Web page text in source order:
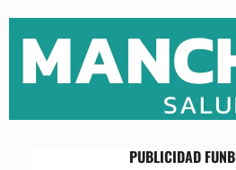
content
PUBLICIDAD